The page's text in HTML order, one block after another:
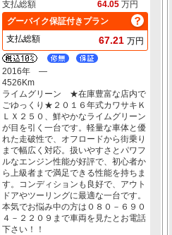
支払総額
64.05 万円
グーバイク保証付きプラン
支払総額
67.21 万円
2016年 ―
4526Km
ライムグリーン ★在庫豊富な店内で
ごゆっくり★２０１６年式カワサキＫ
ＬＸ２５０、鮮やかなライムグリーン
が目を引く一台です。軽量な車体と優
れた走破性で、オフロードから街乗り
まで幅広く対応。扱いやすさとパワフ
ルなエンジン性能が好評で、初心者か
ら上級者まで満足できる性能を持ちま
す。コンディションも良好で、アウト
ドアやツーリングに最適な一台です。
本気でお悩み中の方は０８０－６９０
４－２２０９まで車両を見たとお電話
下さい！！